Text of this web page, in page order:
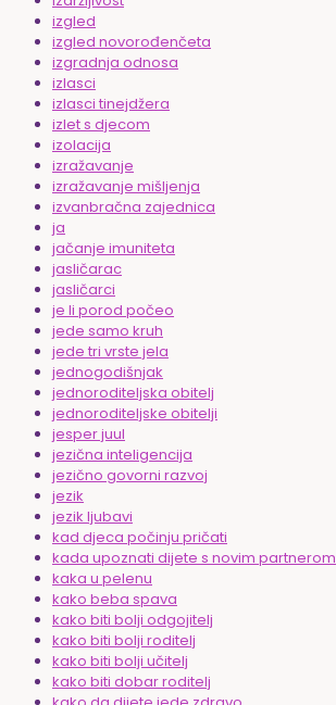
izgled
izgled novorođenčeta
izgradnja odnosa
izlasci
izlasci tinejdžera
izlet s djecom
izolacija
izražavanje
izražavanje mišljenja
izvanbračna zajednica
ja
jačanje imuniteta
jasličarac
jasličarci
je li porod počeo
jede samo kruh
jede tri vrste jela
jednogodišnjak
jednoroditeljska obitelj
jednoroditeljske obitelji
jesper juul
jezična inteligencija
jezično govorni razvoj
jezik
jezik ljubavi
kad djeca počinju pričati
kada upoznati dijete s novim partnerom
kaka u pelenu
kako beba spava
kako biti bolji odgojitelj
kako biti bolji roditelj
kako biti bolji učitelj
kako biti dobar roditelj